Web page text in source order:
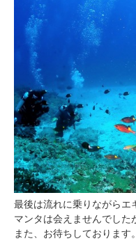
最後は流れに乗りながらエ
マンタは会えませんでした
また、お待ちしておりま